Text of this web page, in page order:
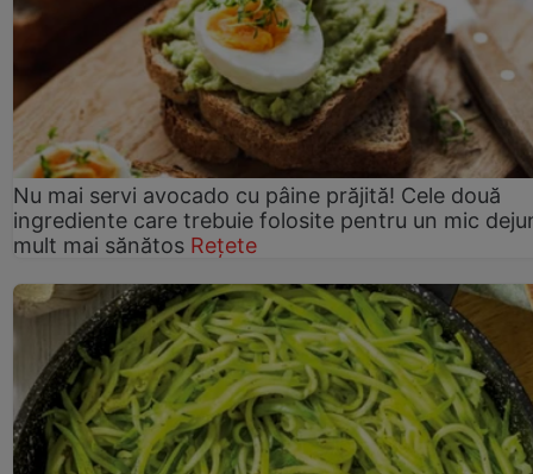
Nu mai servi avocado cu pâine prăjită! Cele două
ingrediente care trebuie folosite pentru un mic
mult mai sănătos Rețete